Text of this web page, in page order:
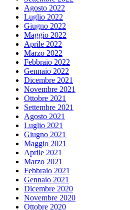
Agosto 2022
Luglio 2022
Giugno 2022
Maggio 2022
Aprile 2022
Marzo 2022
Febbraio 2022
Gennaio 2022
Dicembre 2021
Novembre 2021
Ottobre 2021
Settembre 2021
Agosto 2021
Luglio 2021
Giugno 2021
Maggio 2021
Aprile 2021
Marzo 2021
Febbraio 2021
Gennaio 2021
Dicembre 2020
Novembre 2020
Ottobre 2020